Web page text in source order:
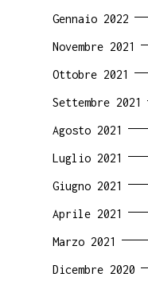
Gennaio 2022
Novembre 2021
Ottobre 2021
Settembre 2021
Agosto 2021
Luglio 2021
Giugno 2021
Aprile 2021
Marzo 2021
Dicembre 2020